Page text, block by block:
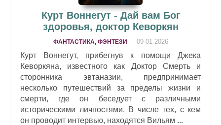
Курт Воннегут - Дай вам Бог
здоровья, доктор Кеворкян
ФАНТАСТИКА, ФЭНТЕЗИ 09-01-2026
Курт Воннегут, прибегнув к помощи Джека
Кеворкяна, известного как Доктор Смерть и
сторонника эвтаназии, предпринимает
несколько путешествий за пределы жизни и
смерти, где он беседует с различными
историческими личностями. В числе тех, с кем
он проводит интервью, находятся Вильям ...